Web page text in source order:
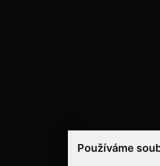
Používáme